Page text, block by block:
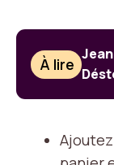
À lire